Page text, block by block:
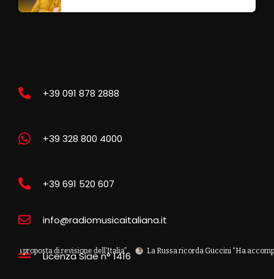
di revisione dell’Italia” La Russa ricorda Guccini “Ha accompagnato
+39 091 878 2888
+39 328 800 4000
+39 691 520 607
info@radiomusicaitaliana.it
Licenza Siae n° 1416